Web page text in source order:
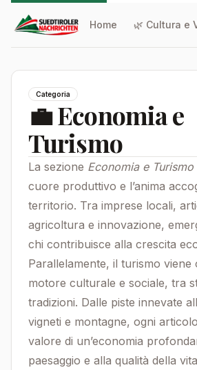
Home 🌿 Cultura e
Categoria
💼 Economia e
Turismo
La sezione Economia e Turismo
cuore produttivo e l’anima
territorio. Tra imprese locali,
agricoltura e innovazione,
chi contribuisce alla crescita
Parallelamente, il turismo viene
motore culturale e sociale, tra
tradizioni. Dalle piste innevate
vigneti e montagne, ogni
valore di un’economia
paesaggio e alla qualità della